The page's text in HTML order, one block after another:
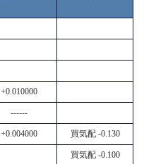
+0.010000
------
+0.004000 買気配 -0.130
買気配 -0.100